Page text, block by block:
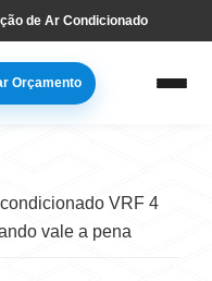
de Ar Condicionado
Orçamento
VRF 4
vale a pena